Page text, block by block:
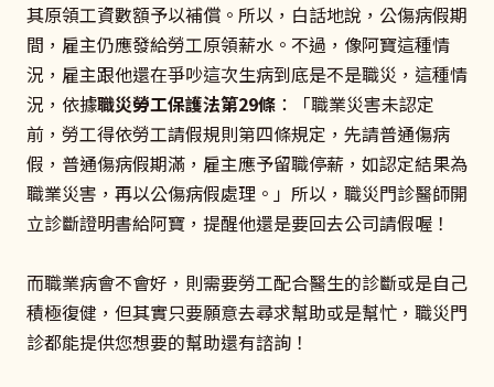
其原領工資數額予以補償。所以，白話地說，公傷病假期
間，雇主仍應發給勞工原領薪水。不過，像阿寶這種情
況，雇主跟他還在爭吵這次生病到底是不是職災，這種情
況，依據職災勞工保護法第29條 ：「職業災害未認定
前，勞工得依勞工請假規則第四條規定，先請普通傷病
假，普通傷病假期滿，雇主應予留職停薪，如認定結果為
職業災害，再以公傷病假處理。」所以，職災門診醫師開
立診斷證明書給阿寶，提醒他還是要回去公司請假喔！
而職業病會不會好，則需要勞工配合醫生的診斷或是自己
積極復健，但其實只要願意去尋求幫助或是幫忙，職災門
診都能提供您想要的幫助還有諮詢！